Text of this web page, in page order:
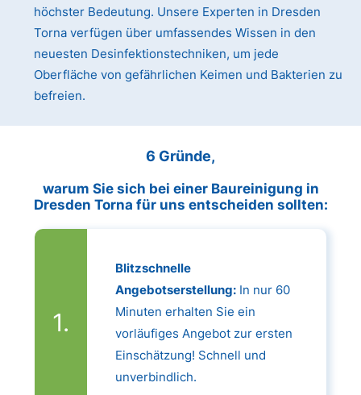
höchster Bedeutung. Unsere Experten in Dresden
Torna verfügen über umfassendes Wissen in den
neuesten Desinfektionstechniken, um jede
Oberfläche von gefährlichen Keimen und Bakterien zu
befreien.
6 Gründe,
warum Sie sich bei einer Baureinigung in
Dresden Torna für uns entscheiden sollten:
Blitzschnelle
Angebotserstellung:In nur 60
Minuten erhalten Sie ein
vorläufiges Angebot zur ersten
Einschätzung! Schnell und
unverbindlich.